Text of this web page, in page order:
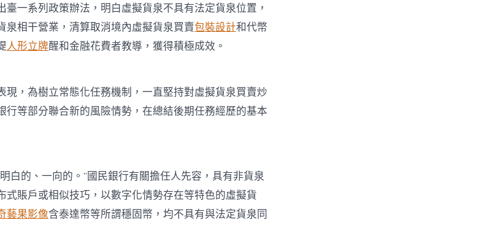
一系列政策辦法，明白虛擬貨泉不具有法定貨泉位置，
泉相干營業，清算取消境內虛擬貨泉買賣包裝設計和代幣
人形立牌醒和金融花費者教導，獲得積極成效。
現，為樹立常態化任務機制，一直堅持對虛擬貨泉買賣炒
行等部分聯合新的風險情勢，在總結後期任務經歷的基本
白的、一向的。”國民銀行有關擔任人先容，具有非貨泉
式賬戶或相似技巧，以數字化情勢存在等特色的虛擬貨
藝果影像含泰達幣等所謂穩固幣，均不具有與法定貨泉同